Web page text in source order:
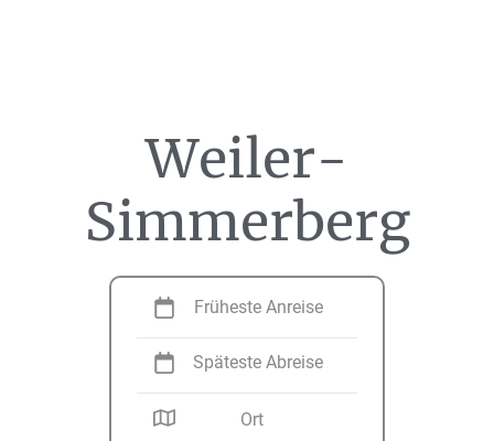
Weiler-
Simmerberg
Früheste Anreise
Späteste Abreise
Ort